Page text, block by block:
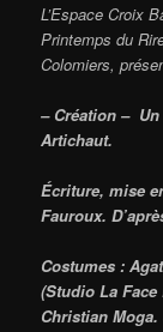
L’Espace Croix
Printemps du
Colomiers,
– Création –
Artichaut.
Écriture, mise
Fauroux.
Costumes :
(Studio La
Christian Moga.